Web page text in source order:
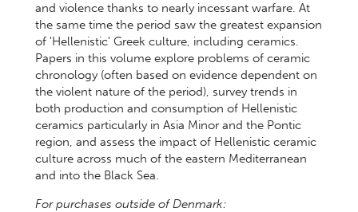
and violence thanks to nearly incessant warfare. At
the same time the period saw the greatest expansion
of 'Hellenistic' Greek culture, including ceramics.
Papers in this volume explore problems of ceramic
chronology (often based on evidence dependent on
the violent nature of the period), survey trends in
both production and consumption of Hellenistic
ceramics particularly in Asia Minor and the Pontic
region, and assess the impact of Hellenistic ceramic
culture across much of the eastern Mediterranean
and into the Black Sea.
For purchases outside of Denmark: